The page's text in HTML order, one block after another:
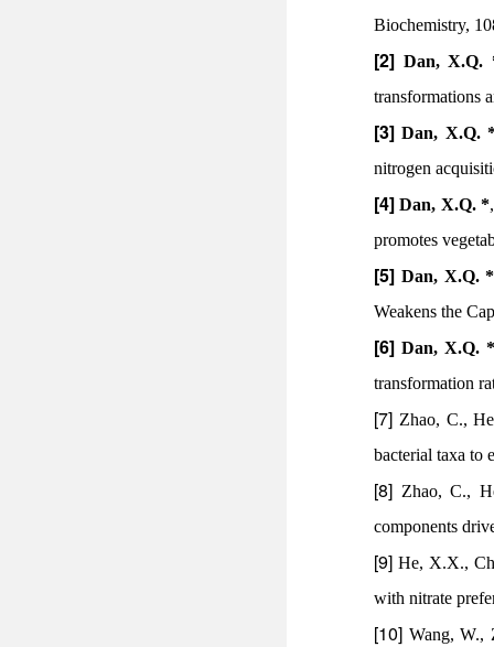
Biochemistry,
[2] Dan, X.Q.
transformations
[3]Dan, X.Q.
nitrogen
[4]Dan, X.Q. *
promotes
[5] Dan, X.Q. *
Weakens the
[6] Dan, X.Q. *
transformation
[7] Zhao, C.,
bacterial taxa to
[8] Zhao, C.,
components
[9] He, X.X.,
with nitrate
[10] Wang, W.,